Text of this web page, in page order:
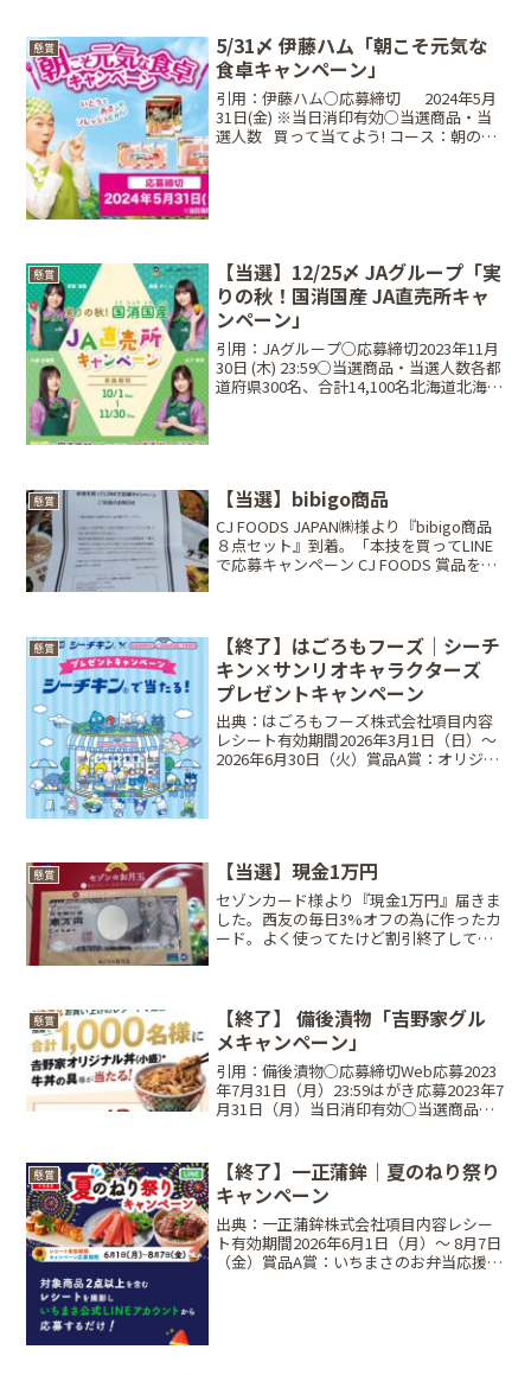
ャンペーン期間中しまむらグループ店舗
に...
懸賞
5/31〆 伊藤ハム「朝こそ元気な
食卓キャンペーン」
引用：伊藤ハム○応募締切⠀⠀2024年5月
31日(金) ※当日消印有効○当選商品・当
選人数⠀買って当てよう! コース：朝のフ
懸賞
【当選】12/25〆 JAグループ「実
りの秋！国消国産 JA直売所キャ
ンペーン」
引用：JAグループ○応募締切2023年11月
30日 (木) 23:59○当選商品・当選人数各都
道府県300名、合計14,100名北海道北海道
懸賞 【当選】bibigo商品
CJ FOODS JAPAN㈱様より『bibigo商品
８点セット』到着。「本技を買ってLINE
で応募キャンペーン CJ FOODS 賞品を当
懸賞
【終了】はごろもフーズ｜シーチ
キン×サンリオキャラクターズ
プレゼントキャンペーン
出典：はごろもフーズ株式会社項目内容
レシート有効期間2026年3月1日（日）〜
2026年6月30日（火）賞品A賞：オリジナ
懸賞 【当選】現金1万円
セゾンカード様より『現金1万円』届きま
した。西友の毎日3%オフの為に作ったカ
ード。よく使ってたけど割引終了して恩
当たるってすごく...
懸賞
【終了】 備後漬物「吉野家グル
メキャンペーン」
引用：備後漬物○応募締切Web応募2023
年7月31日（月）23:59はがき応募2023年7
月31日（月）当日消印有効○当選商品・
容：吉野家オリジナル丼（小盛）1個、...
懸賞
【終了】一正蒲鉾｜夏のねり祭り
キャンペーン
出典：一正蒲鉾株式会社項目内容レシー
ト有効期間2026年6月1日（月）〜 8月7日
（金）賞品A賞：いちまさのお弁当応援セ